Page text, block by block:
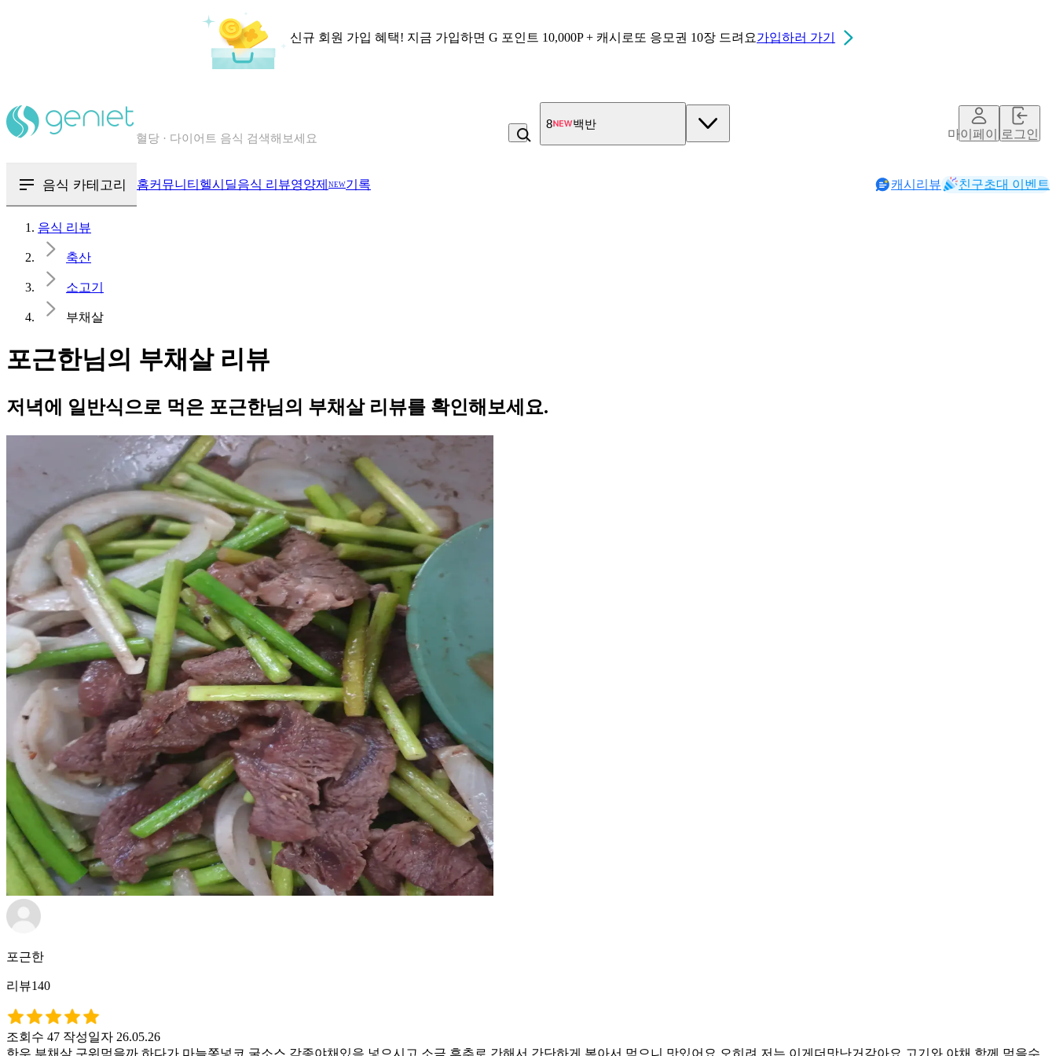
신규 회원 가입 혜택! 지금 가입하면 G 포인트 10,000P + 캐시로또 응모권 10장 드려요가입하러 가기
음식 · 영양제 리뷰를 찾아보세요
8 백반
마이페이지로그인
음식 카테고리 홈커뮤니티 헬시딜음식 리뷰영양제 NEW기록 캐시리뷰 친구초대 이벤트
음식 리뷰
축산
소고기
부채살
포근한님의 부채살 리뷰
저녁에 일반식으로 먹은 포근한님의 부채살 리뷰를 확인해보세요.
포근한
리뷰140
조회수 47 작성일자 26.05.26
한우 부채살 구워먹을까 하다가 마늘쫑넣코 굴소스 각종야채있음 넣으시고 소금 후추로 간해서 간단하게 볶아서 먹으니 맛있어요 오히려 저는 이게더맛난거같아요 고기와 야채 함께 먹을수